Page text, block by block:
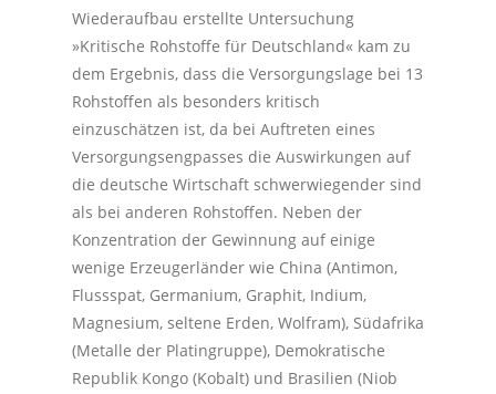
Wiederaufbau erstellte Untersuchung
»Kritische Rohstoffe für Deutschland« kam zu
dem Ergebnis, dass die Versorgungslage bei 13
Rohstoffen als besonders kritisch
einzuschätzen ist, da bei Auftreten eines
Versorgungsengpasses die Auswirkungen auf
die deutsche Wirtschaft schwerwiegender sind
als bei anderen Rohstoffen. Neben der
Konzentration der Gewinnung auf einige
wenige Erzeugerländer wie China (Antimon,
Flussspat, Germanium, Graphit, Indium,
Magnesium, seltene Erden, Wolfram), Südafrika
(Metalle der Platingruppe), Demokratische
Republik Kongo (Kobalt) und Brasilien (Niob